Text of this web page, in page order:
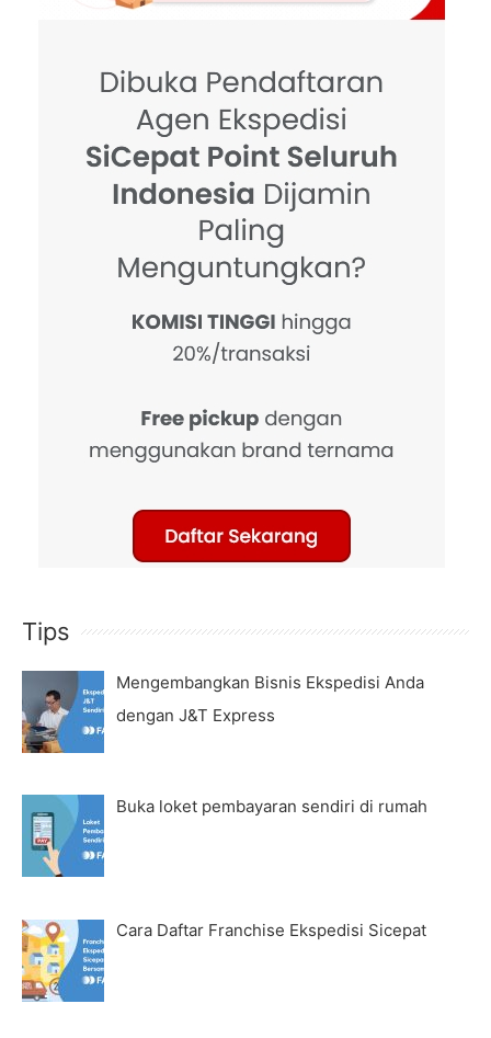
Tips
Mengembangkan Bisnis Ekspedisi Anda
dengan J&T Express
Buka loket pembayaran sendiri di rumah
Cara Daftar Franchise Ekspedisi Sicepat